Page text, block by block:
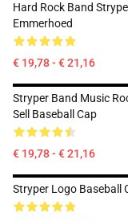
Hard Rock Band
Emmerhoed
€ 19,78 - € 21,16
Stryper Band Music
Sell Baseball Cap
€ 19,78 - € 21,16
Stryper Logo Baseball